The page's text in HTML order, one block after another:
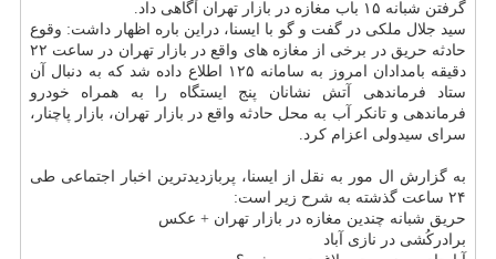
گرفتن شبانه ۱۵ باب مغازه در بازار تهران آگاهی داد.
سید جلال ملكی در گفت و گو با ایسنا، دراین باره اظهار داشت: وقوع
حادثه حریق در برخی از مغازه های واقع در بازار تهران در ساعت ۲۲
دقیقه بامدادان امروز به سامانه ۱۲۵ اطلاع داده شد كه به دنبال آن
ستاد فرماندهی آتش نشانان پنج ایستگاه را به همراه خودرو
فرماندهی و تانكر آب به محل حادثه واقع در بازار تهران، بازار پاچنار،
سرای سیدولی اعزام كرد.
به گزارش ال مور به نقل از ایسنا، پربازدیدترین اخبار اجتماعی طی
۲۴ ساعت گذشته به شرح زیر است:
حریق شبانه چندین مغازه در بازار تهران + عكس
برادركُشی در نازی آباد